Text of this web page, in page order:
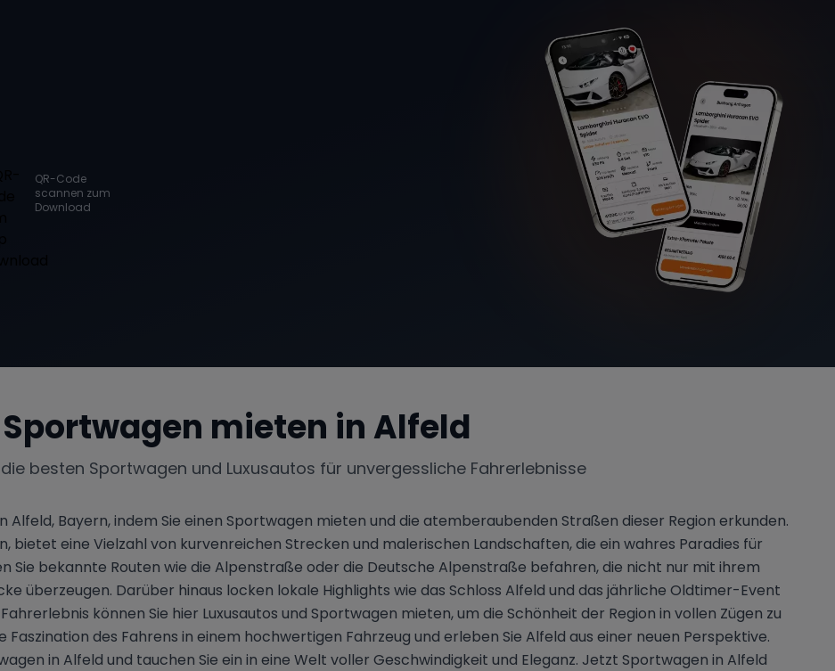
QR-Code
scannen zum
Download
Sportwagen mieten inAlfeld
besten Sportwagen und Luxusautos für unvergessliche Fahrerlebnisse
Alfeld, Bayern, indem Sie einen Sportwagen mieten und die atemberaubenden Straßen dieser Region erkunden.
bietet eine Vielzahl von kurvenreichen Strecken und malerischen Landschaften, die ein wahres Paradies für
Sie bekannte Routen wie die Alpenstraße oder die Deutsche Alpenstraße befahren, die nicht nur mit ihrem
überzeugen. Darüber hinaus locken lokale Highlights wie das Schloss Alfeld und das jährliche Oldtimer-Event
können Sie hier Luxusautos und Sportwagen mieten, um die Schönheit der Region in vollen Zügen zu
Faszination des Fahrens in einem hochwertigen Fahrzeug und erleben Sie Alfeld aus einer neuen Perspektive.
in Alfeld und tauchen Sie ein in eine Welt voller Geschwindigkeit und Eleganz. Jetzt Sportwagen in Alfeld